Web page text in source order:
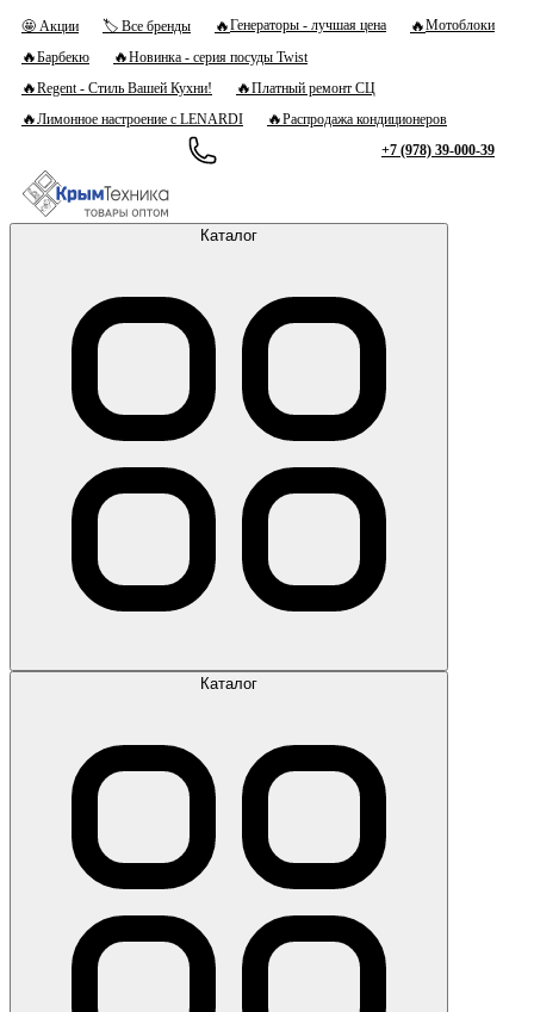
🤩 Акции 🏷 Все бренды 🔥Генераторы - лучшая цена 🔥Мотоблоки
🔥Барбекю 🔥Новинка - серия посуды Twist
🔥Regent - Стиль Вашей Кухни! 🔥Платный ремонт СЦ
🔥Лимонное настроение с LENARDI 🔥Распродажа кондиционеров
+7 (978) 39-000-39